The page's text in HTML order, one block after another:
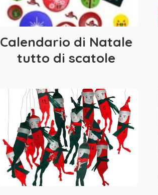
Calendario di Natale
tutto di scatole